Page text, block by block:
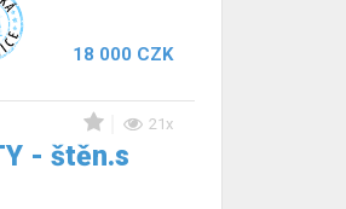
18 000 CZK
21x
- štěn.s